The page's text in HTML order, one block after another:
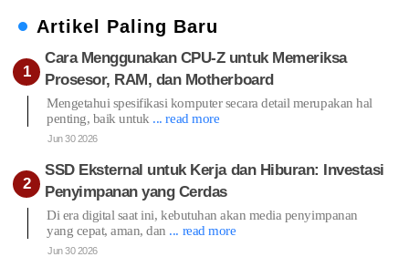
Artikel Paling Baru
Cara Menggunakan CPU-Z untuk Memeriksa
Prosesor, RAM, dan Motherboard
Mengetahui spesifikasi komputer secara detail merupakan hal
penting, baik untuk ... read more
Jun 30 2026
SSD Eksternal untuk Kerja dan Hiburan: Investasi
Penyimpanan yang Cerdas
Di era digital saat ini, kebutuhan akan media penyimpanan
yang cepat, aman, dan ... read more
Jun 30 2026